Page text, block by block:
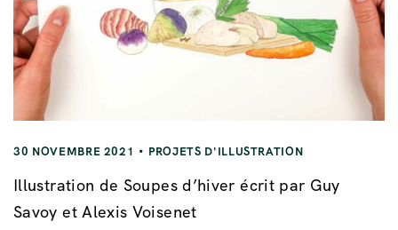
30 NOVEMBRE 2021 PROJETS D'ILLUSTRATION
Illustration de Soupes d’hiver écrit par Guy
Savoy et Alexis Voisenet